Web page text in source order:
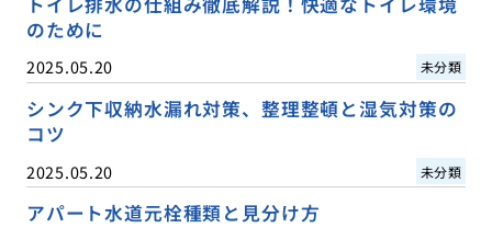
のために
2025.05.20 未分類
シンク下収納水漏れ対策、整理整頓と湿気対策の
コツ
2025.05.20 未分類
アパート水道元栓種類と見分け方